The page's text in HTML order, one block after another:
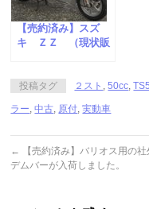
【売約済み】スズ
キ ＺＺ （現状販
投稿タグ ２スト ,50cc ,
ラー ,中古 原付 ,実動車
←
【売約済み】バリオス用の社
デムバーが入荷しました。